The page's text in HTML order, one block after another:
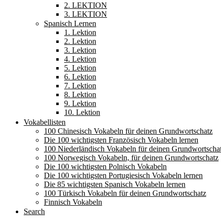
2. LEKTION
3. LEKTION
Spanisch Lernen
1. Lektion
2. Lektion
3. Lektion
4. Lektion
5. Lektion
6. Lektion
7. Lektion
8. Lektion
9. Lektion
10. Lektion
Vokabellisten
100 Chinesisch Vokabeln für deinen Grundwortschatz
Die 100 wichtigsten Französisch Vokabeln lernen
100 Niederländisch Vokabeln für deinen
100 Norwegisch Vokabeln, für deinen Grundwortschatz
Die 100 wichtigsten Polnisch Vokabeln
Die 100 wichtigsten Portugiesisch Vokabeln lernen
Die 85 wichtigsten Spanisch Vokabeln lernen
100 Türkisch Vokabeln für deinen Grundwortschatz
Finnisch Vokabeln
Search